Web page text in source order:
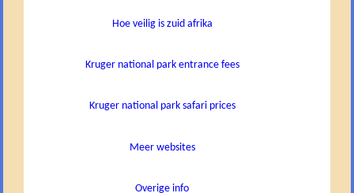
Hoe veilig is zuid afrika
Kruger national park entrance fees
Kruger national park safari prices
Meer websites
Overige info